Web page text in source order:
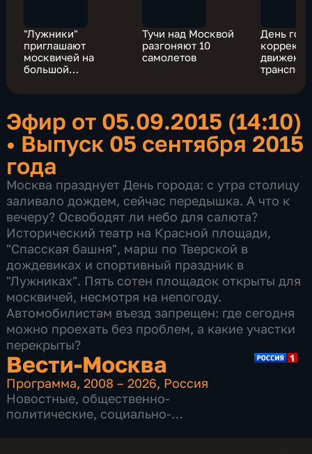
"Лужники"
приглашают
москвичей на
большой
Тучи над Москвой
разгоняют 10
самолетов
День
движение
Эфир от 05.09.2015 (14:10)
• Выпуск 05 сентября 2015
года
Москва празднует День города: с утра столицу
заливало дождем, сейчас передышка. А что к
вечеру? Освободят ли небо для салюта?
Исторический театр на Красной площади,
"Спасская башня", марш по Тверской в
дождевиках и спортивный праздник в
"Лужниках". Пять сотен площадок открыты для
москвичей, несмотря на непогоду.
Автомобилистам въезд запрещен: где сегодня
можно проехать без проблем, а какие участки
перекрыты?
Вести-Москва
Программа,2008 – 2026, Россия
Новостные, общественно-
политические, социально-